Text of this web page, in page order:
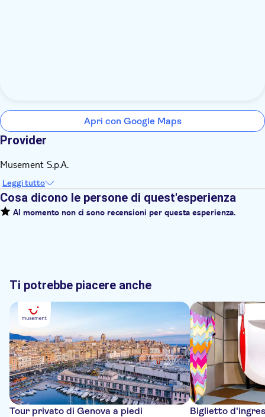
Apri con Google Maps
Provider
Musement S.p.A.
Leggi tutto
Cosa dicono le persone di quest'esperienza
Al momento non ci sono recensioni per questa esperienza.
Ti potrebbe piacere anche
Tour privato di Genova a piedi
Biglietto